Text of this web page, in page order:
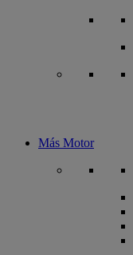
Más Motor